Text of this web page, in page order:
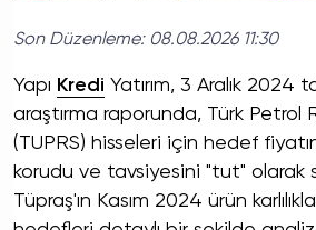
Son Düzenleme: 08.08.2026 11:30
Yapı Kredi Yatırım, 3 Aralık 2024
araştırma raporunda, Türk Petrol
(TUPRS) hisseleri için hedef
korudu ve tavsiyesini "tut" olarak
Tüpraş'ın Kasım 2024 ürün